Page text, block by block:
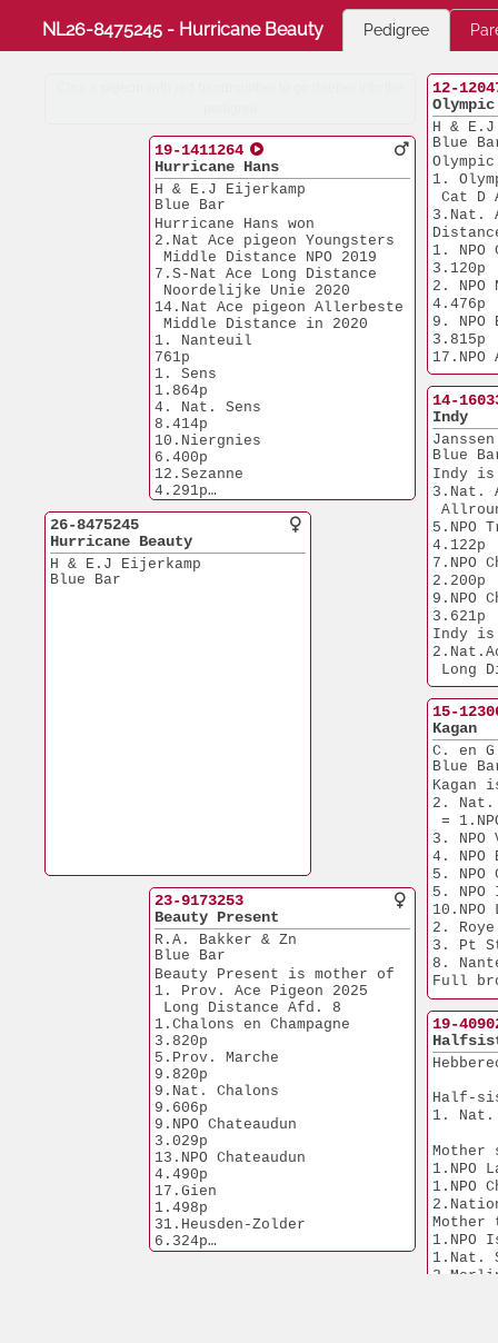
NL26-8475245 - Hurricane Beauty Pedigree